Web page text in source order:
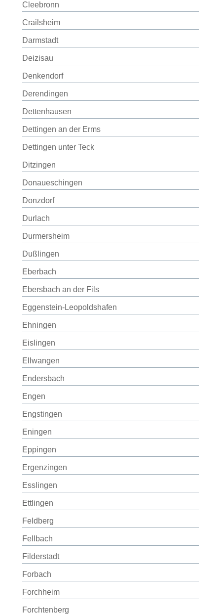
Cleebronn
Crailsheim
Darmstadt
Deizisau
Denkendorf
Derendingen
Dettenhausen
Dettingen an der Erms
Dettingen unter Teck
Ditzingen
Donaueschingen
Donzdorf
Durlach
Durmersheim
Dußlingen
Eberbach
Ebersbach an der Fils
Eggenstein-Leopoldshafen
Ehningen
Eislingen
Ellwangen
Endersbach
Engen
Engstingen
Eningen
Eppingen
Ergenzingen
Esslingen
Ettlingen
Feldberg
Fellbach
Filderstadt
Forbach
Forchheim
Forchtenberg